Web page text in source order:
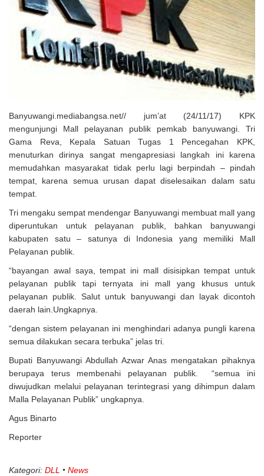
Uji Coba Program NADI JKN
Banyuwangi.mediabangsa.net// jum’at (24/11/17) KPK
mengunjungi Mall pelayanan publik pemkab banyuwangi. Tri
Gama Reva, Kepala Satuan Tugas 1 Pencegahan KPK,
menuturkan dirinya sangat mengapresiasi langkah ini karena
memudahkan masyarakat tidak perlu lagi berpindah – pindah
tempat, karena semua urusan dapat diselesaikan dalam satu
tempat.
Tri mengaku sempat mendengar Banyuwangi membuat mall yang
diperuntukan untuk pelayanan publik, bahkan banyuwangi
kabupaten satu – satunya di Indonesia yang memiliki Mall
Pelayanan publik.
“bayangan awal saya, tempat ini mall disisipkan tempat untuk
pelayanan publik tapi ternyata ini mall yang khusus untuk
pelayanan publik. Salut untuk banyuwangi dan layak dicontoh
daerah lain.Ungkapnya.
“dengan sistem pelayanan ini menghindari adanya pungli karena
semua dilakukan secara terbuka” jelas tri.
Bupati Banyuwangi Abdullah Azwar Anas mengatakan pihaknya
berupaya terus membenahi pelayanan publik. “semua ini
diwujudkan melalui pelayanan terintegrasi yang dihimpun dalam
Malla Pelayanan Publik” ungkapnya.
Agus Binarto
Reporter
Kategori: DLL News